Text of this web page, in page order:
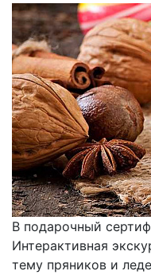
В подарочный
Интерактивная
тему пряников и